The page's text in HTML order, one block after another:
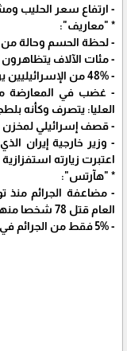
- ارتفاع سعر الحليب
* "معاريف":
- لحظة الحسم وحالة من
- مئات الآلاف يتظاهرون في
- 48% من الإسرائيليين يريدون من الحكومة ان تهتم بغلاء المعيشة
- غضب في المعارضة
العليا: يتصرف وكأنه
- قصف إسرائيلي لمخزن
- وزير خارجية إيران
اعتبرت زيارته استفزازية
* "هآرتس":
- مضاعفة الجرائم منذ
العام قتل 78 شخصا منهم 60 من العرب
- 5% فقط من الجرائم في المجتمع العربي يتم حلها